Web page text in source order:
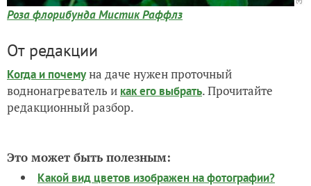
Роза флорибунда Мистик Раффлз
От редакции
Когда и почемуна даче нужен проточный
воднонагреватель и как его выбрать. Прочитайте
редакционный разбор.
Это может быть полезным:
Какой вид цветов изображен на фотографии?